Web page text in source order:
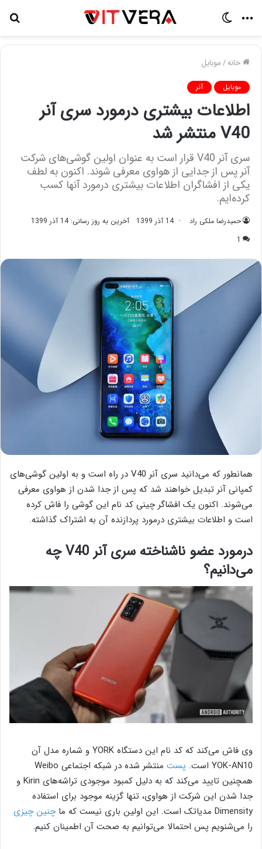
منو
خانه/موبایل
موبایل آنر
اطلاعات بیشتری درمورد سری آنر
V40 منتشر شد
سری آنر V40 قرار است به عنوان اولین گوشی‌های شرکت
آنر پس از جدایی از هواوی معرفی شوند. اکنون به لطف
یکی از افشاگران اطلاعات بیشتری درمورد آنها کسب
کرده‌ایم.
حمیدرضا ملکی راد 14 آذر 1399
آخرین به روز رسانی: 14 آذر 1399
1
همانطور که می‌دانید سری آنر V40 در راه است و به اولین گوشی‌های
کمپانی آنر تبدیل خواهند شد که پس از جدا شدن از هواوی معرفی
می‌شوند. اکنون یک افشاگر چینی کد نام این گوشی را فاش کرده
است و اطلاعات بیشتری درمورد پردازنده آن به اشتراک گذاشته.
درمورد عضو ناشناخته سری آنر V40 چه
می‌دانیم؟
وی فاش می‌کند که کد نام این دستگاه YORK و شماره مدل آن
YOK-AN10 است.
پست
منتشر شده در شبکه اجتماعی Weibo
همچنین تایید می‌کند که به دلیل کمبود موجودی تراشه‌های Kirin و
جدا شدن این شرکت از هواوی، تنها گزینه موجود برای استفاده
Dimensity مدیاتک است. این اولین باری نیست که ما
چنین چیزی
را می‌شنویم پس احتمالا می‌توانیم به صحت آن اطمینان کنیم.